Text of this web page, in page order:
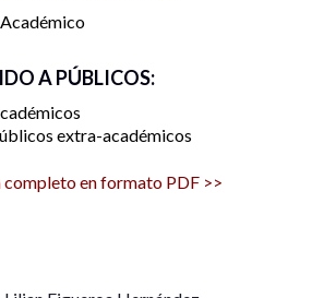
de presentación para cada proyecto
Académico
A PÚBLICOS:
extra-académicos
en formato PDF >>